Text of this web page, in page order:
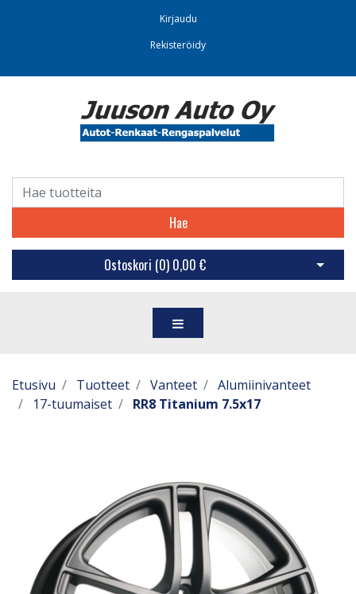
Kirjaudu
Rekisteröidy
Hae
Ostoskori (0) 0,00 € Avaa
Etusivu Tuotteet Vanteet
Alumiinivanteet
17-tuumaiset
RR8 Titanium 7.5x17